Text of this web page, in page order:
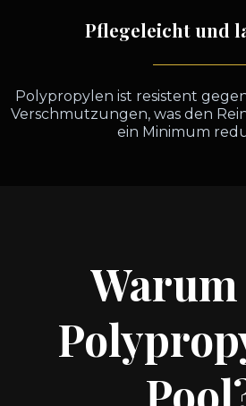
Pflegeleicht und
Polypropylen ist resistent
Verschmutzungen, was den
ein Minimum